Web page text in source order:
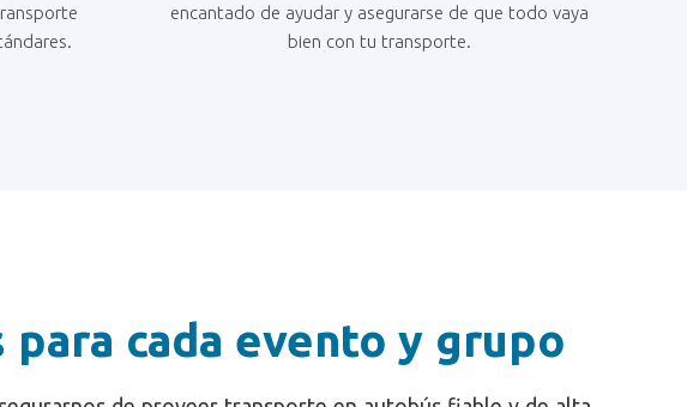
encantado de ayudar y asegurarse de que todo vaya
bien con tu transporte.
cada evento y grupo